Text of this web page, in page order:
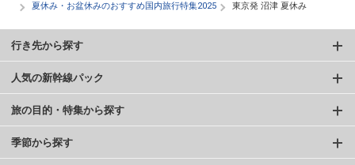
夏休み・お盆休みのおすすめ国内旅行特集2025
東京発 沼津 夏休み
行き先から探す
人気の新幹線パック
旅の目的・特集から探す
季節から探す